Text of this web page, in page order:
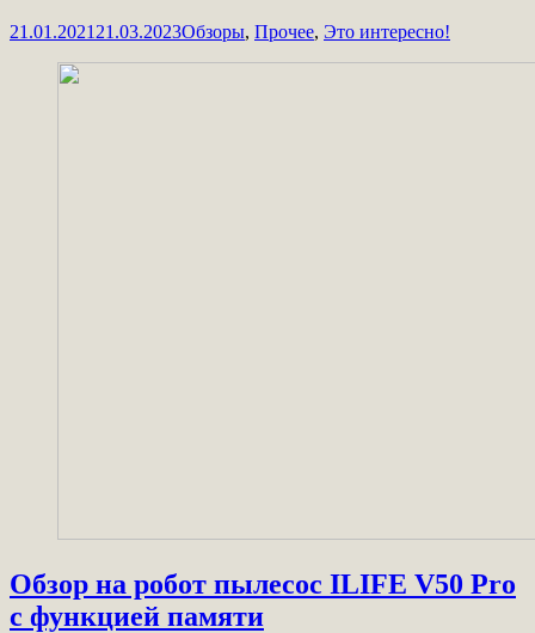
21.01.2021 21.03.2023Обзоры, Прочее, Это интересно!
Обзор на робот пылесос ILIFE V50 Pro
с функцией памяти